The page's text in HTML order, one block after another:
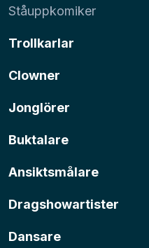
Ståuppkomiker
Trollkarlar
Clowner
Jonglörer
Buktalare
Ansiktsmålare
Dragshowartister
Dansare